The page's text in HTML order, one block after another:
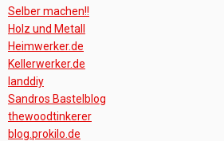
Selber machen!!
Holz und Metall
Heimwerker.de
Kellerwerker.de
Ianddiy
Sandros Bastelblog
thewoodtinkerer
blog.prokilo.de